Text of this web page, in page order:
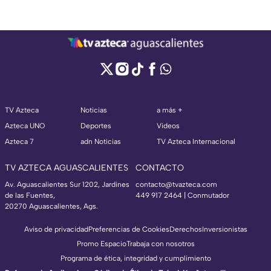
TV Azteca
Azteca UNO
Azteca 7
Noticias
Deportes
adn Noticias
a más +
Videos
TV Azteca Internacional
TV AZTECA AGUASCALIENTES
Av. Aguascalientes Sur 1202, Jardines
de las Fuentes,
20270 Aguascalientes, Ags.
CONTACTO
contacto@tvazteca.com
449 917 2464 | Conmutador
Aviso de privacidadPreferencias de CookiesDerechosInversionistas
Promo EspacioTrabaja con nosotros
Programa de ética, integridad y cumplimiento